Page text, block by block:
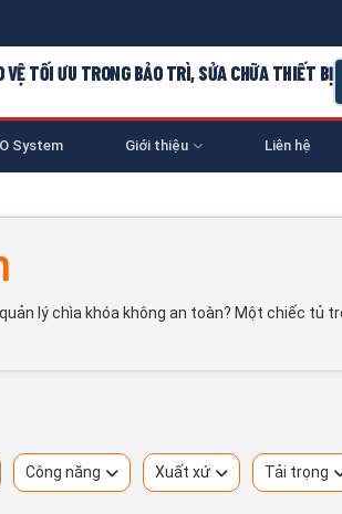
TỐI ƯU TRONG BẢO TRÌ, SỬA CHỮA THIẾT BỊ
System Giới thiệu Liên hệ
lý chìa khóa không an toàn? Một chiếc tủ
Công năng Xuất xứ Tải trọng